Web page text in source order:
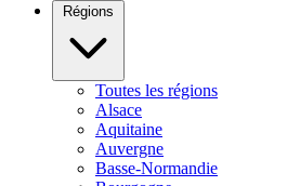
Régions
Toutes les régions
Alsace
Aquitaine
Auvergne
Basse-Normandie